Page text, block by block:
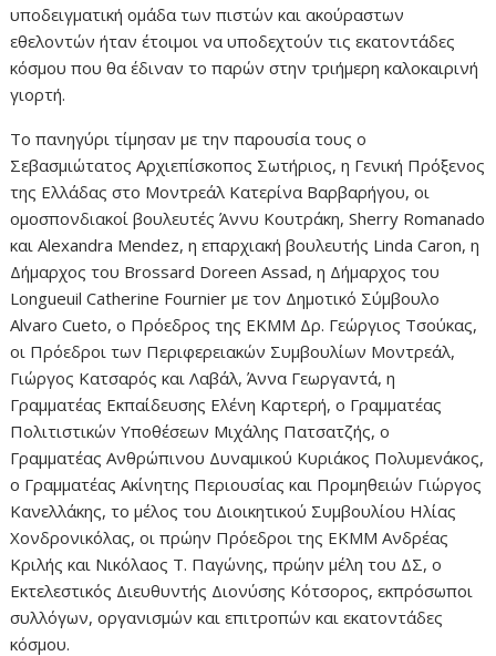
υποδειγματική ομάδα των πιστών και ακούραστων
εθελοντών ήταν έτοιμοι να υποδεχτούν τις εκατοντάδες
κόσμου που θα έδιναν το παρών στην τριήμερη καλοκαιρινή
γιορτή.
Το πανηγύρι τίμησαν με την παρουσία τους ο
Σεβασμιώτατος Αρχιεπίσκοπος Σωτήριος, η Γενική Πρόξενος
της Ελλάδας στο Μοντρεάλ Κατερίνα Βαρβαρήγου, οι
ομοσπονδιακοί βουλευτές Άννυ Κουτράκη, Sherry Romanado
και Alexandra Mendez, η επαρχιακή βουλευτής Linda Caron, η
Δήμαρχος του Brossard Doreen Assad, η Δήμαρχος του
Longueuil Catherine Fournier με τον Δημοτικό Σύμβουλο
Alvaro Cueto, ο Πρόεδρος της ΕΚΜΜ Δρ. Γεώργιος Τσούκας,
οι Πρόεδροι των Περιφερειακών Συμβουλίων Μοντρεάλ,
Γιώργος Κατσαρός και Λαβάλ, Άννα Γεωργαντά, η
Γραμματέας Εκπαίδευσης Ελένη Καρτερή, ο Γραμματέας
Πολιτιστικών Υποθέσεων Μιχάλης Πατσατζής, ο
Γραμματέας Ανθρώπινου Δυναμικού Κυριάκος Πολυμενάκος,
ο Γραμματέας Ακίνητης Περιουσίας και Προμηθειών Γιώργος
Κανελλάκης, το μέλος του Διοικητικού Συμβουλίου Ηλίας
Χονδρονικόλας, οι πρώην Πρόεδροι της ΕΚΜΜ Ανδρέας
Κριλής και Νικόλαος Τ. Παγώνης, πρώην μέλη του ΔΣ, ο
Εκτελεστικός Διευθυντής Διονύσης Κότσορος, εκπρόσωποι
συλλόγων, οργανισμών και επιτροπών και εκατοντάδες
κόσμου.